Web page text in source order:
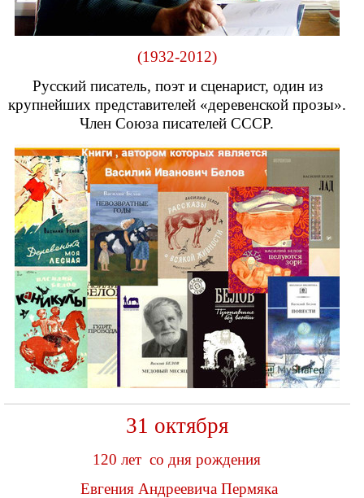
(1932-2012)
Русский писатель, поэт и сценарист, один из
крупнейших представителей «деревенской прозы».
Член Союза писателей СССР.
31 октября
120 лет со дня рождения
Евгения Андреевича Пермяка